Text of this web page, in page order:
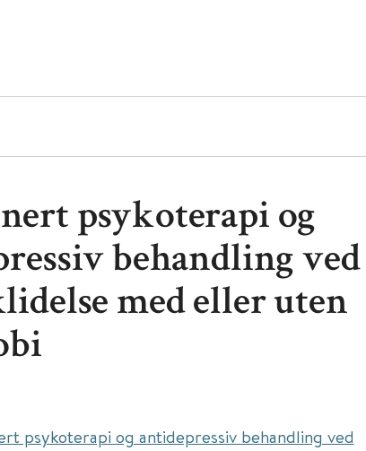
psykoterapi og
behandling ved
med eller uten
psykoterapi og antidepressiv behandling ved